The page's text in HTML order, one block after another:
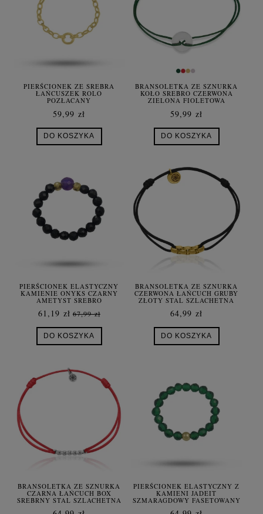
PIERŚCIONEK ZE SREBRA
ŁAŃCUSZEK ROLO
POZŁACANY
59,99 zł
DO KOSZYKA
BRANSOLETKA ZE SZNURKA
KOŁO SREBRO CZERWONA
ZIELONA FIOLETOWA
59,99 zł
DO KOSZYKA
PIERŚCIONEK ELASTYCZNY
KAMIENIE ONYKS CZARNY
AMETYST SREBRO
61,19 zł 67,99 zł
DO KOSZYKA
BRANSOLETKA ZE SZNURKA
CZERWONA ŁAŃCUCH GRUBY
ZŁOTY STAL SZLACHETNA
64,99 zł
DO KOSZYKA
BRANSOLETKA ZE SZNURKA
CZARNA ŁAŃCUCH BOX
SREBRNY STAL SZLACHETNA
PIERŚCIONEK ELASTYCZNY Z
KAMIENI JADEIT
SZMARAGDOWY FASETOWANY